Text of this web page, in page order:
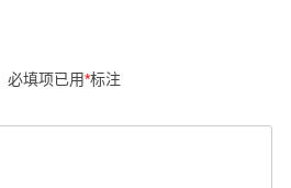
必填项已用*标注